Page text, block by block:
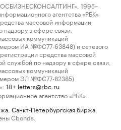
1995–
агентства «РБК»
массовой информации
в сфере связи,
коммуникаций
ИА №ФС77-63848) и сетевого
средства массовой
службой по надзору в сфере связи,
коммуникаций
ЭЛ №ФС77-82385)
18+ letters@rbc.ru
агентство «РБК».
Санкт-Петербургская биржа
Cbonds.